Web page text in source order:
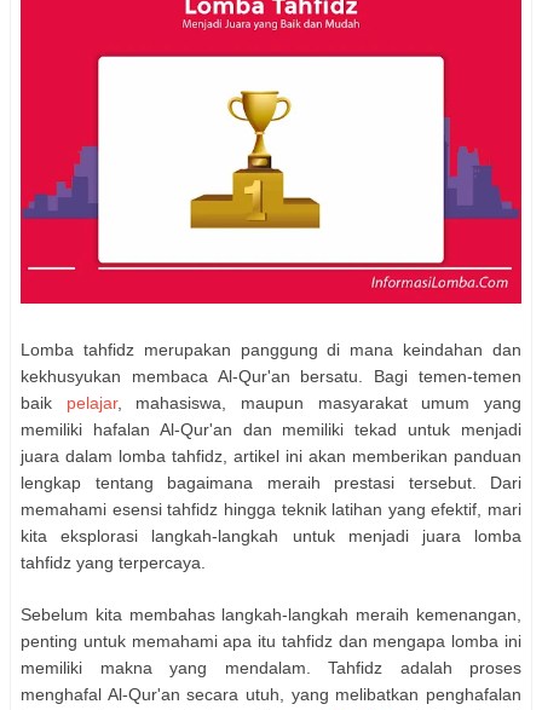
Lomba tahfidz merupakan panggung di mana keindahan dan
kekhusyukan membaca Al-Qur'an bersatu. Bagi temen-temen
baik pelajar, mahasiswa, maupun masyarakat umum yang
memiliki hafalan Al-Qur'an dan memiliki tekad untuk menjadi
juara dalam lomba tahfidz, artikel ini akan memberikan panduan
lengkap tentang bagaimana meraih prestasi tersebut. Dari
memahami esensi tahfidz hingga teknik latihan yang efektif, mari
kita eksplorasi langkah-langkah untuk menjadi juara lomba
tahfidz yang terpercaya.
Sebelum kita membahas langkah-langkah meraih kemenangan,
penting untuk memahami apa itu tahfidz dan mengapa lomba ini
memiliki makna yang mendalam. Tahfidz adalah proses
menghafal Al-Qur'an secara utuh, yang melibatkan penghafalan